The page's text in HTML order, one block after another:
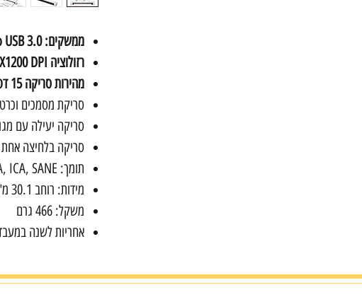
ממשקים: Micro USB 3.0
רזולוציה 1200X1200 DPI
מהירות סריקה 15 דפים לדקה
סריקת מסמכים
סריקה יעילה עם
סריקה בלחיצה אחת
תומך: TWAIN, WIA, ICA, SANE
מידות: רוחב 30.1 מ"מ, עומק 50.6 מ"מ, גובה 36.8 מ"מ
משקל: 466 גרם
אחריות לשנה